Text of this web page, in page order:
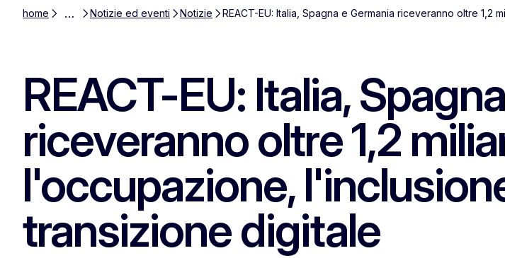
home … Notizie ed eventi Notizie REACT-EU: Italia, Spagna e Germania riceveranno oltre
REACT-EU: Italia,
riceveranno oltre 1,2
l'occupazione,
transizione digitale